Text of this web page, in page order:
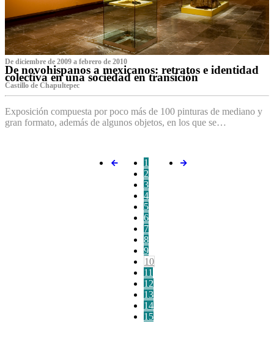
De diciembre de 2009 a febrero de 2010
De novohispanos a mexicanos: retratos e identidad
colectiva en una sociedad en transición
Castillo de Chapultepec
Exposición compuesta por poco más de 100 pinturas de mediano y
gran formato, además de algunos objetos, en los que se…
1
2
3
4
5
6
7
8
9
10
11
12
13
14
15